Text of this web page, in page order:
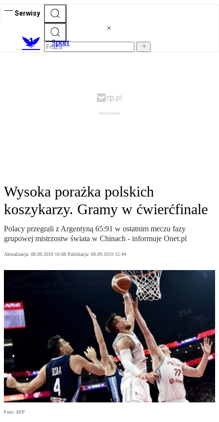
Serwisy
Sport
Wysoka porażka polskich
koszykarzy. Gramy w ćwierćfinale
Polacy przegrali z Argentyną 65:91 w ostatnim meczu fazy
grupowej mistrzostw świata w Chinach - informuje Onet.pl
Aktualizacja: 08.09.2019 16:08 Publikacja: 08.09.2019 15:44
Foto: AFP